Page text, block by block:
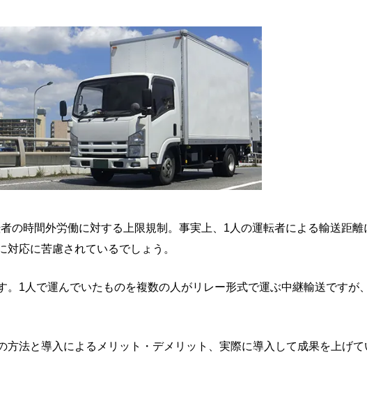
の時間外労働に対する上限規制。事実上、1人の運転者による輸送距離
応に苦慮されているでしょう。
。1人で運んでいたものを複数の人がリレー形式で運ぶ中継輸送ですが
方法と導入によるメリット・デメリット、実際に導入して成果を上げ